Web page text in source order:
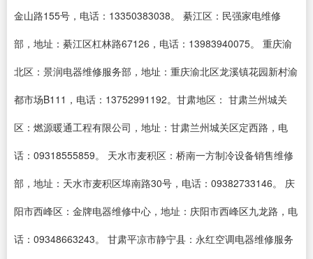
金山路155号，电话：13350383038。 綦江区：民强家电维修
部，地址：綦江区杠林路67126，电话：13983940075。 重庆渝
北区：景润电器维修服务部，地址：重庆渝北区龙溪镇花园新村渝
都市场B111，电话：13752991192。甘肃地区： 甘肃兰州城关
区：燃源暖通工程有限公司，地址：甘肃兰州城关区定西路，电
话：09318555859。 天水市麦积区：桥南一方制冷设备销售维修
部，地址：天水市麦积区埠南路30号，电话：09382733146。 庆
阳市西峰区：金牌电器维修中心，地址：庆阳市西峰区九龙路，电
话：09348663243。 甘肃平凉市静宁县：永红空调电器维修服务